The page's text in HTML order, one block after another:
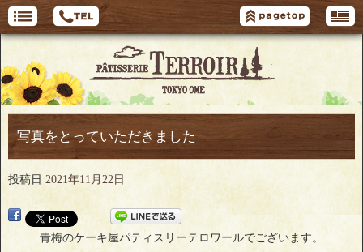
写真をとっていただきました
投稿日 2021年11月22日
青梅のケーキ屋パティスリーテロワールでございます。